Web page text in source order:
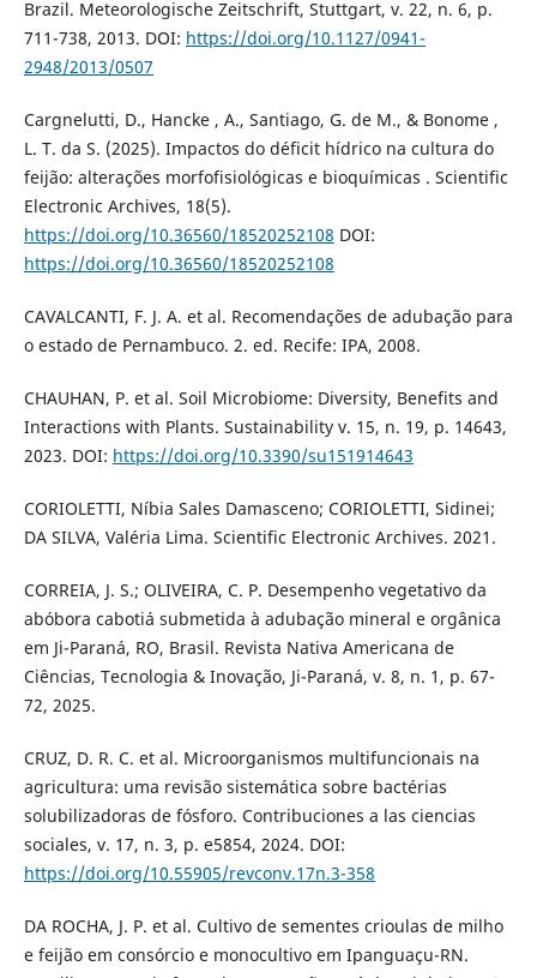
Brazil. Meteorologische Zeitschrift, Stuttgart, v. 22, n. 6, p.
711-738, 2013. DOI: https://doi.org/10.1127/0941-
2948/2013/0507
Cargnelutti, D., Hancke , A., Santiago, G. de M., & Bonome ,
L. T. da S. (2025). Impactos do déficit hídrico na cultura do
feijão: alterações morfofisiológicas e bioquímicas . Scientific
Electronic Archives, 18(5).
https://doi.org/10.36560/18520252108 DOI:
https://doi.org/10.36560/18520252108
CAVALCANTI, F. J. A. et al. Recomendações de adubação para
o estado de Pernambuco. 2. ed. Recife: IPA, 2008.
CHAUHAN, P. et al. Soil Microbiome: Diversity, Benefits and
Interactions with Plants. Sustainability v. 15, n. 19, p. 14643,
2023. DOI: https://doi.org/10.3390/su151914643
CORIOLETTI, Níbia Sales Damasceno; CORIOLETTI, Sidinei;
DA SILVA, Valéria Lima. Scientific Electronic Archives. 2021.
CORREIA, J. S.; OLIVEIRA, C. P. Desempenho vegetativo da
abóbora cabotiá submetida à adubação mineral e orgânica
em Ji-Paraná, RO, Brasil. Revista Nativa Americana de
Ciências, Tecnologia & Inovação, Ji-Paraná, v. 8, n. 1, p. 67-
72, 2025.
CRUZ, D. R. C. et al. Microorganismos multifuncionais na
agricultura: uma revisão sistemática sobre bactérias
solubilizadoras de fósforo. Contribuciones a las ciencias
sociales, v. 17, n. 3, p. e5854, 2024. DOI:
https://doi.org/10.55905/revconv.17n.3-358
DA ROCHA, J. P. et al. Cultivo de sementes crioulas de milho
e feijão em consórcio e monocultivo em Ipanguaçu-RN.